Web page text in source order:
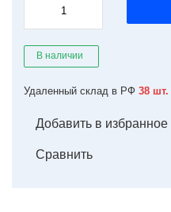
В наличии
Удаленный склад в РФ 38 шт.
Добавить в избранное
Сравнить